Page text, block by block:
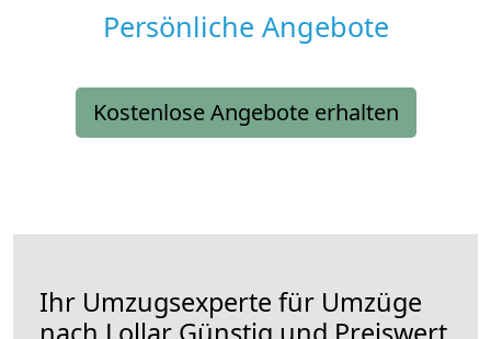
Persönliche Angebote
Kostenlose Angebote erhalten
Ihr Umzugsexperte für Umzüge